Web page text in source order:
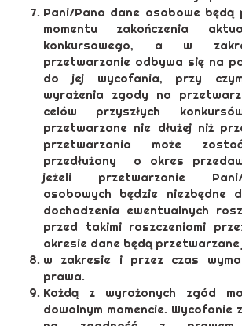
Pani/Pana dane osobowe będą
momentu zakończenia
konkursowego, a w
przetwarzanie odbywa się na
do jej wycofania, przy
wyrażenia zgody na
celów przyszłych
przetwarzane nie dłużej niż
przetwarzania może
przedłużony o okres
jeżeli przetwarzanie
osobowych będzie niezbędne
dochodzenia ewentualnych
przed takimi roszczeniami
okresie dane będą przetwarzane
w zakresie i przez czas
prawa.
Każdą z wyrażonych zgód
dowolnym momencie. Wycofanie